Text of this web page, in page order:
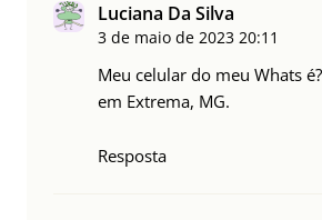
Luciana Da Silva
3 de maio de 2023 20:11
Meu celular do meu Whats
em Extrema, MG.
Resposta